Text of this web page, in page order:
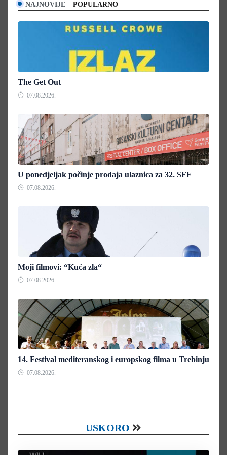
NAJNOVIJE POPULARNO
The Get Out
07.08.2026.
U ponedjeljak počinje prodaja ulaznica za 32. SFF
07.08.2026.
Moji filmovi: “Kuća zla“
07.08.2026.
14. Festival mediteranskog i europskog filma u Trebinju
07.08.2026.
USKORO